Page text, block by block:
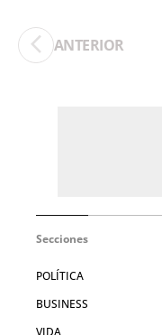
ANTERIOR
Secciones
POLÍTICA
BUSINESS